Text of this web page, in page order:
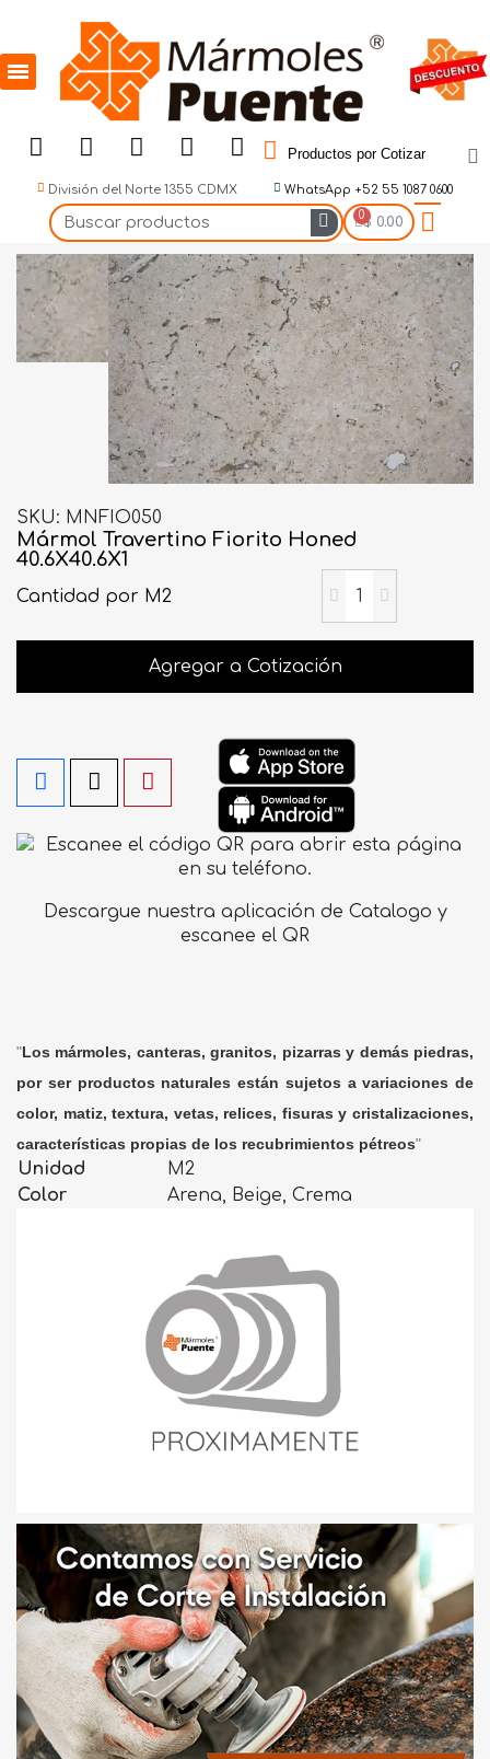
Productos por Cotizar
División del Norte 1355 CDMX WhatsApp +52 55 1087 0600
$ 0.00
SKU MNFIO050
Mármol Travertino Fiorito Honed
40.6X40.6X1
Cantidad por M2
Agregar a Cotización
Descargue nuestra aplicación de Catalogo y
escanee el QR
"Los mármoles, canteras, granitos, pizarras y demás piedras,
por ser productos naturales están sujetos a variaciones de
color, matiz, textura, vetas, relices, fisuras y cristalizaciones,
características propias de los recubrimientos pétreos"
Unidad
M2
Color
Arena, Beige, Crema